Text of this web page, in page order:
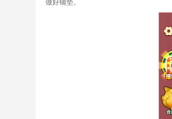
做好铺垫。